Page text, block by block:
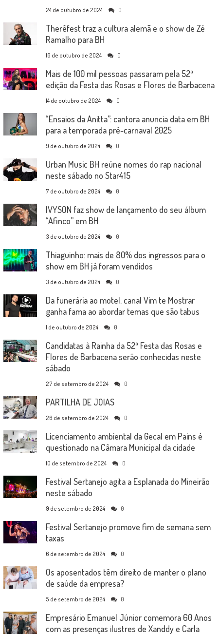
24 de outubro de 2024 0
Therêfest traz a cultura alemã e o show de Zé
Ramalho para BH
16 de outubro de 2024 0
Mais de 100 mil pessoas passaram pela 52ª
edição da Festa das Rosas e Flores de Barbacena
14 de outubro de 2024 0
“Ensaios da Anitta”: cantora anuncia data em BH
para a temporada pré-carnaval 2025
9 de outubro de 2024 0
Urban Music BH reúne nomes do rap nacional
neste sábado no Star415
7 de outubro de 2024 0
IVYSON faz show de lançamento do seu álbum
“Afinco” em BH
3 de outubro de 2024 0
Thiaguinho: mais de 80% dos ingressos para o
show em BH já foram vendidos
3 de outubro de 2024 0
Da funerária ao motel: canal Vim te Mostrar
ganha fama ao abordar temas que são tabus
1 de outubro de 2024 0
Candidatas à Rainha da 52ª Festa das Rosas e
Flores de Barbacena serão conhecidas neste
sábado
27 de setembro de 2024 0
PARTILHA DE JOIAS
26 de setembro de 2024 0
Licenciamento ambiental da Gecal em Pains é
questionado na Câmara Municipal da cidade
10 de setembro de 2024 0
Festival Sertanejo agita a Esplanada do Mineirão
neste sábado
9 de setembro de 2024 0
Festival Sertanejo promove fim de semana sem
taxas
6 de setembro de 2024 0
Os aposentados têm direito de manter o plano
de saúde da empresa?
5 de setembro de 2024 0
Empresário Emanuel Júnior comemora 60 Anos
com as presenças ilustres de Xanddy e Carla